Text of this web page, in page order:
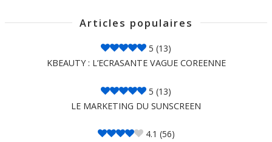
Articles populaires
5 (13)
KBEAUTY : L’ECRASANTE VAGUE COREENNE
5 (13)
LE MARKETING DU SUNSCREEN
4.1 (56)